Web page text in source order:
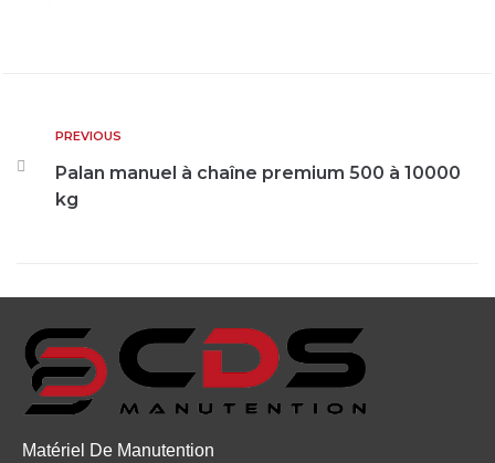
PREVIOUS
Palan manuel à chaîne premium 500 à 10000
kg
Matériel De Manutention